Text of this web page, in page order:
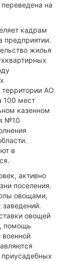
на
кадрам
предприятии.
жилья
АО
100 мест
казенном
№10
в
активно
поселения.
овощами,
овощей
помощь
военной
приусадебных